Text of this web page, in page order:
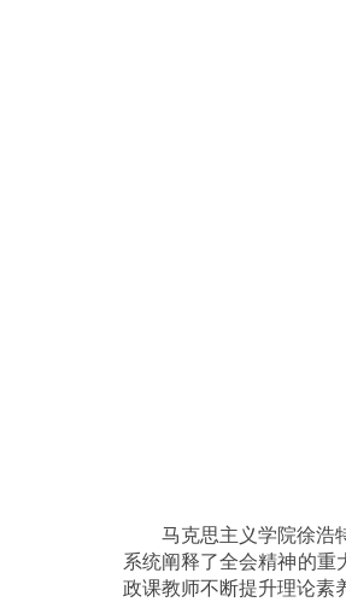
马克思主义学院徐浩
系统阐释了全会精神的
政课教师不断提升理论素